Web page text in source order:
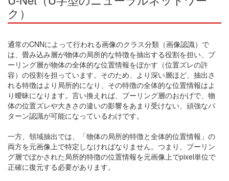
ク）
通常のCNNによって行われる画像のクラス分類（画像認識）で
は、畳み込み層が物体の局所的な特徴を抽出する役割を担い、プ
ーリング層が物体の全体的な位置情報をぼかす（位置ズレの許
容）の役割を担っています。そのため、より深い層ほど、抽出さ
れる特徴はより局所的になり、その特徴の全体的な位置情報はよ
り曖昧になります。言い換えれば、プーリング層のおかげで、物
体の位置ズレや大きさの違いの影響をあまり受けない、頑強なパ
ターン認識が可能になっているわけです。
一方、領域抽出では、「物体の局所的特徴と全体的位置情報」の
両方を元画像上で特定しなければなりません。つまり、プーリン
グ層でぼかされた局所的特徴の位置情報を元画像上でpixel単位で
正確に復元する必要があります。